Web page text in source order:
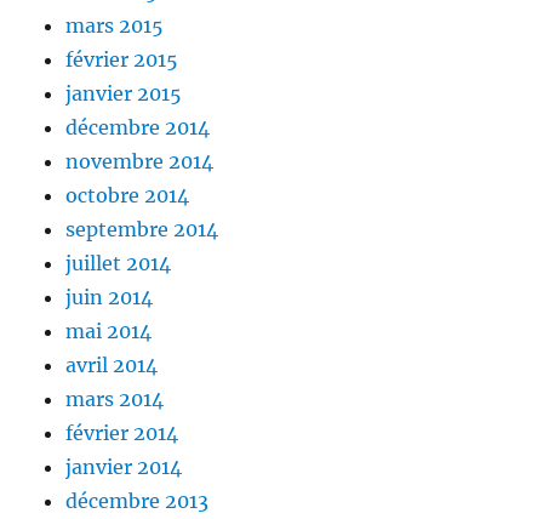
mars 2015
février 2015
janvier 2015
décembre 2014
novembre 2014
octobre 2014
septembre 2014
juillet 2014
juin 2014
mai 2014
avril 2014
mars 2014
février 2014
janvier 2014
décembre 2013